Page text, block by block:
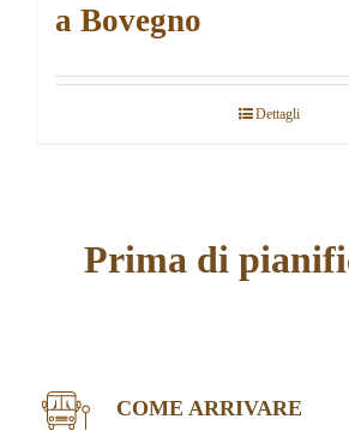
a Bovegno
Dettagli
Prima di
COME ARRIVARE